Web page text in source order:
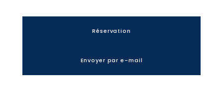
Réservation
Envoyer par e-mail